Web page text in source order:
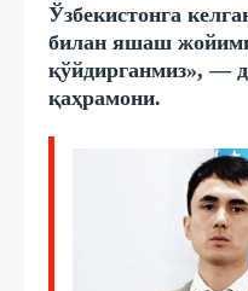
Ўзбекистонга
билан яшаш
қўйдирганмиз», —
қаҳрамони.